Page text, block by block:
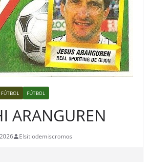
FÚTBOL
ARANGUREN
Elsitiodemiscromos